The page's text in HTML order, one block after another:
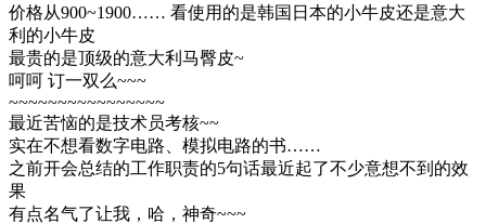
价格从900~1900…… 看使用的是韩国日本的小牛皮还是意大
利的小牛皮
最贵的是顶级的意大利马臀皮~
呵呵 订一双么~~~
~~~~~~~~~~~~~~~~
最近苦恼的是技术员考核~~
实在不想看数字电路、模拟电路的书……
之前开会总结的工作职责的5句话最近起了不少意想不到的效
果
有点名气了让我，哈，神奇~~~